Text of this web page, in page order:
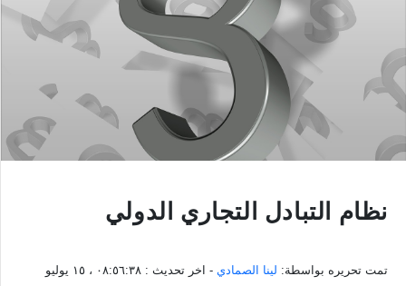
نظام التبادل التجاري الدولي
تمت تحريره بواسطة: لينا الصمادي - اخر تحديث :
٠٨:٥٦:٣٨ ، ١٥ يوليو